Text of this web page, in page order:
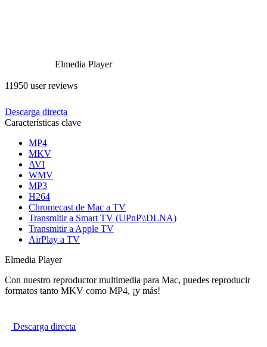
Elmedia Player
11950 user reviews
Descarga directa
Características clave
MP4
MKV
AVI
WMV
MP3
H264
Chromecast de Mac a TV
Transmitir a Smart TV (UPnP\\DLNA)
Transmitir a Apple TV
AirPlay a TV
Elmedia Player
Con nuestro reproductor multimedia para Mac, puedes reproducir
formatos tanto MKV como MP4, ¡y más!
Descarga directa